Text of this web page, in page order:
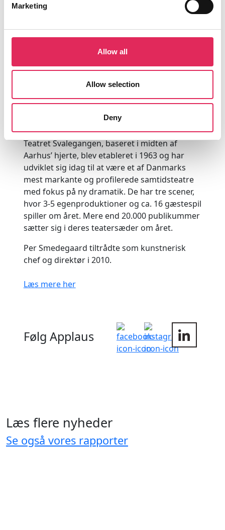
Marketing
Allow all
Allow selection
Deny
indsats med publikumsudvikling?
Vi vil grundlæggende gerne sætte så mange af
samtidens tanker og følelser i bevægelse som muligt –
eller sagt på en anden måde: skabe mest mulig
forandring i samfundet, for det er det kunsten er sat i
Teatret Svalegangen, baseret i midten af
Aarhus’ hjerte, blev etableret i 1963 og har
udviklet sig idag til at være et af Danmarks
mest markante og profilerede samtidsteatre
med fokus på ny dramatik. De har tre scener,
hvor 3-5 egenproduktioner og ca. 16 gæstespil
spiller om året. Mere end 20.000 publikummer
sætter sig i deres teatersæder om året.
Per Smedegaard tiltrådte som kunstnerisk
chef og direktør i 2010.
Læs mere her
Følg Applaus
Læs flere nyheder
Se også vores rapporter